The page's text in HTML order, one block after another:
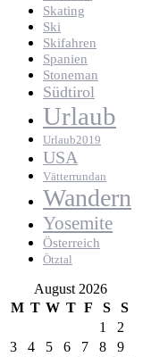
Skating
Ski
Skifahren
Spanien
Stoneman
Südtirol
Urlaub
Urlaub2019
USA
Vätterrundan
Wandern
Yosemite
Österreich
Ötztal
August 2026
M T W T F S
S
1
2
3
4 5 6 7 8
9